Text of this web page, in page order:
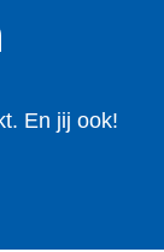
En jij ook!